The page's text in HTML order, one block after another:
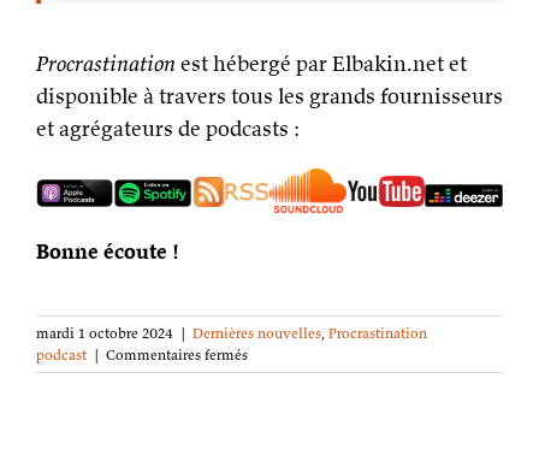
Procrastinationest hébergé par Elbakin.net et
disponible à travers tous les grands fournisseurs
et agrégateurs de podcasts :
Bonne écoute !
mardi 1 octobre 2024 | Dernières nouvelles, Procrastination
podcast | Commentaires ferméssur
Procrastination